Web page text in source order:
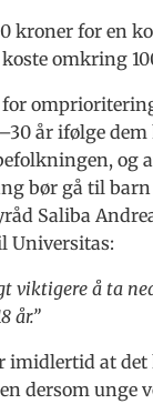
kroner for en
omkring
år ifølge
og
bør gå til
Saliba
Universitas:
viktigere å ta
år.”
imidlertid at det
dersom unge